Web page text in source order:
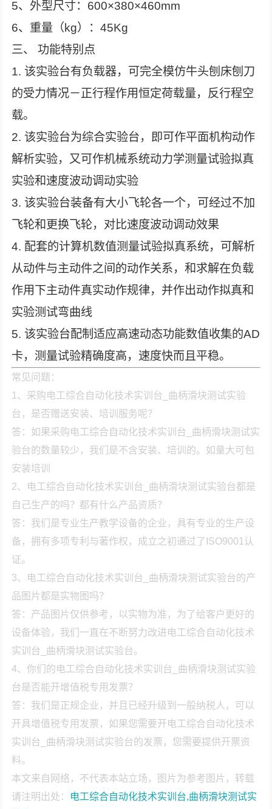
5、外型尺寸：600×380×460mm
6、重量（kg）：45Kg
三、 功能特别点
1. 该实验台有负载器，可完全模仿牛头刨床刨刀
的受力情况－正行程作用恒定荷载量，反行程空
载。
2. 该实验台为综合实验台，即可作平面机构动作
解析实验，又可作机械系统动力学测量试验拟真
实验和速度波动调动实验
3. 该实验台装备有大小飞轮各一个，可经过不加
飞轮和更换飞轮，对比速度波动调动效果
4. 配套的计算机数值测量试验拟真系统，可解析
从动件与主动件之间的动作关系，和求解在负载
作用下主动件真实动作规律，并作出动作拟真和
实验测试弯曲线
5. 该实验台配制适应高速动态功能数值收集的AD
卡，测量试验精确度高，速度快而且平稳。
常见问题：
1、采购电工综合自动化技术实训台_曲柄滑块测试实验
台，是否赠送安装、培训服务呢？
答：如果采购电工综合自动化技术实训台_曲柄滑块测试实
验台的数量较少，我们是不含安装、培训的。如量大可包
安装培训
2、电工综合自动化技术实训台_曲柄滑块测试实验台都是
自己生产的吗？都有什么产品资质？
答：我们是专业生产教学设备的企业，具有专业的生产设
备，拥有多项专利与著作权，成立之初通过了ISO9001认
证。
3、电工综合自动化技术实训台_曲柄滑块测试实验台的产
品图片都是实物图吗？
答：产品图片仅供参考，以实物为准，为了给客户更好的
设备体验，我们一直在不断努力改进电工综合自动化技术
实训台_曲柄滑块测试实验台。
4、你们的电工综合自动化技术实训台_曲柄滑块测试实验
台是否能开增值税专用发票？
答：我们是正规企业，并且已经升级到一般纳税人，可以
开具增值税专用发票，如果您需要开电工综合自动化技术
实训台_曲柄滑块测试实验台的发票，您需要提供开票资
料。
本文来自网络，不代表本站立场，图片为参考图片，转载
请注明出处： 电工综合自动化技术实训台,曲柄滑块测试实